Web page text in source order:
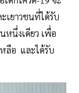
เยาวชนที่ได้รับ
หนึ่งเดียว เพื่อ
หลือ และได้รับ